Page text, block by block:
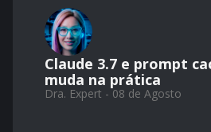
Claude 3.7 e prompt
muda na prática
Dra. Expert - 08 de Agosto